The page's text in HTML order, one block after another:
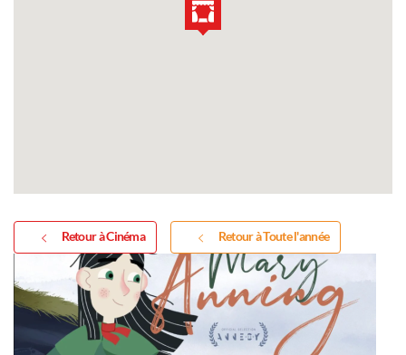
Retour à Cinéma Retour à Toute l'année